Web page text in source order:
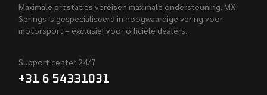
Maximale prestaties vereisen maximale ondersteuning. MX
Springs is gespecialiseerd in hoogwaardige vering voor
motorsport – exclusief voor officiële dealers.
Support center 24/7
+31 6 54331031